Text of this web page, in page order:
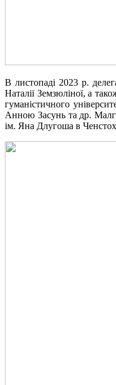
В листопаді 2023 р.
Наталії Земзюліної, а
гуманістичного
Анною Засунь та др.
ім. Яна Длугоша в